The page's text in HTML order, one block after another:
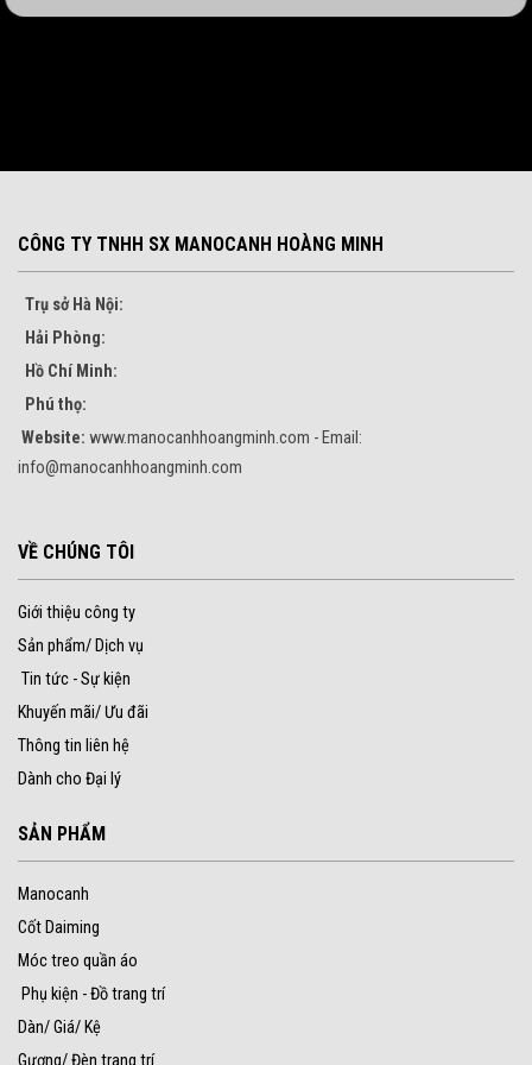
CÔNG TY TNHH SX MANOCANH HOÀNG MINH
Trụ sở Hà Nội:
Hải Phòng:
Hồ Chí Minh:
Phú thọ:
Website: www.manocanhhoangminh.com - Email:
info@manocanhhoangminh.com
VỀ CHÚNG TÔI
Giới thiệu công ty
Sản phẩm/ Dịch vụ
Tin tức - Sự kiện
Khuyến mãi/ Ưu đãi
Thông tin liên hệ
Dành cho Đại lý
SẢN PHẨM
Manocanh
Cốt Daiming
Móc treo quần áo
Phụ kiện - Đồ trang trí
Dàn/ Giá/ Kệ
Gương/ Đèn trang trí